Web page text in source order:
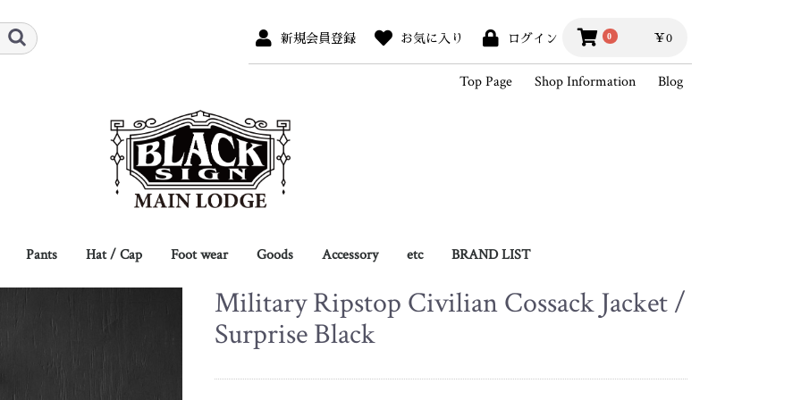
新規会員登録 お気に入り ログイン 0 ￥0
Top Page Shop Information Blog
Pants Hat / Cap Foot wear Goods
Eye Wear
Scarf / Neck Tie
Belt / Suspender
Glove
Socks
Shoes Care
Bag
Wallet / Card Case
other
Accessory
Necklace
Bracelet
Ring
Key Hook / Chains
other
etc
Books
Outlet
BRAND LIST
BLACK SIGN 2026SSCollection
2025AWCollection
StandardProducts
Outer
Vest
Shirts
Knit / Sweat
Cutsew
Pants
Hat / Cap
Foot wear
Bag
Wallet
Goods
Accessory
Outlet
2025SSCollection
2024AWCollection
2024SSCollection
2023AWCollection
2023SSCollection
2022AWCollection
2022SSCollection
2021AWCollection
2021SSCollection
2020AWCollection
2020SSCollection
2019AWCollection
Hippodrome Studio
Wesco
White's Boots
SKOOB
King of Vintage
Military Ripstop Civilian Cossack Jacket /
Surprise Black